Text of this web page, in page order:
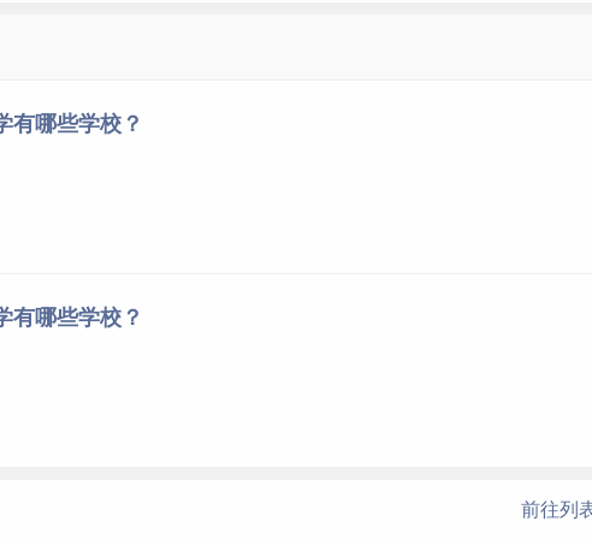
大学；2017年入选国家“双一流”建设名单。
有哪些学校？
有哪些学校？
前往列